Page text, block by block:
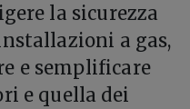
la sicurezza
a gas,
e semplificare
e quella dei